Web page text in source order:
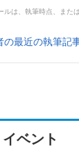
ルは、執筆時点、また
の最近の執筆記
イベント